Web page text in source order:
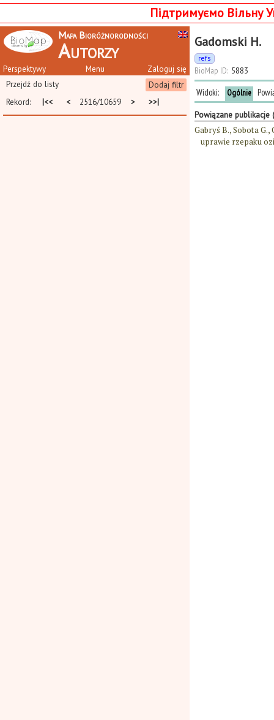
Підтримуємо Вільну
Mapa Bioróżnorodności
Autorzy
Perspektywy Zaloguj się
Menu
Dodaj filtr
Przejdź do listy
Rekord:
|<< < 2516/10659 > >>|
Gadomski H.
refs
BioMap ID: 5883
Widoki: Ogólnie
Powiązane publikacje
Gabryś B., Sobota
uprawie rzepaku